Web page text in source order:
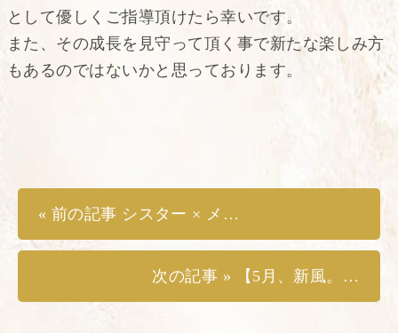
として優しくご指導頂けたら幸いです。
また、その成長を見守って頂く事で新たな楽しみ方
もあるのではないかと思っております。
« 前の記事 シスター × メンズエステ 厚木 メンズエステ シスターメアリークラレンス
次の記事 » 【5月、新風。】3名の新人セラピスト、続々デビュー決定。